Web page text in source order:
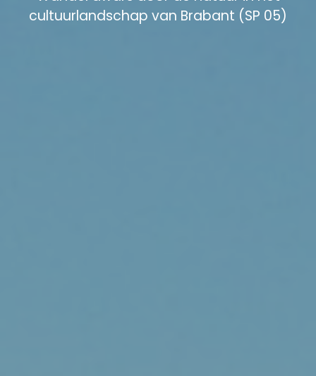
cultuurlandschap van Brabant (SP 05)